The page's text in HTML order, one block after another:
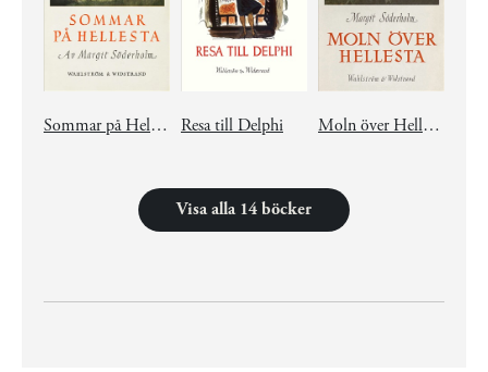
Sommar på Hellesta Resa till Delphi Moln över Hellesta
Visa alla 14 böcker